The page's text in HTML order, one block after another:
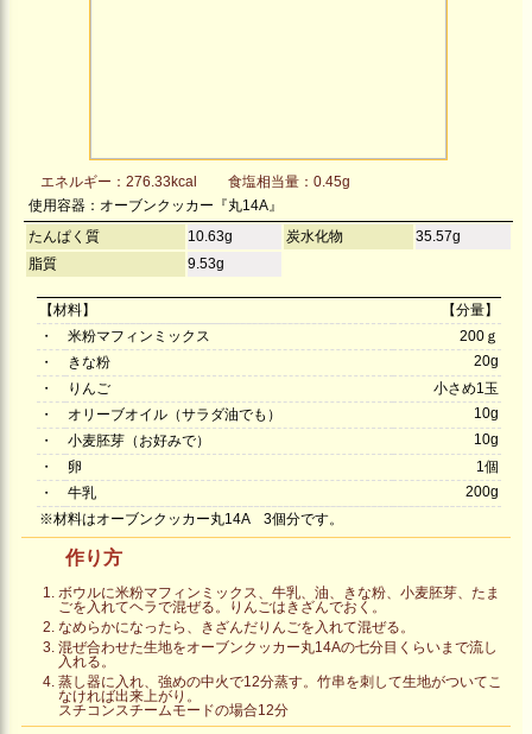
エネルギー：276.33kcal
食塩相当量：0.45g
使用容器：オーブンクッカー『丸14A』
たんぱく質
10.63g 炭水化物
35.57g
脂質
9.53g
【材料】
【分量】
・
米粉マフィンミックス
200ｇ
・
きな粉
20g
・
りんご
小さめ1玉
・
オリーブオイル（サラダ油でも）
10g
・
小麦胚芽（お好みで）
10g
・
卵
1個
・
牛乳
200g
※材料はオーブンクッカー丸14A 3個分です。
作り方
ボウルに米粉マフィンミックス、牛乳、油、きな粉、小麦胚芽、たま
ごを入れてヘラで混ぜる。りんごはきざんでおく。
なめらかになったら、きざんだりんごを入れて混ぜる。
混ぜ合わせた生地をオーブンクッカー丸14Aの七分目くらいまで流し
入れる。
蒸し器に入れ、強めの中火で12分蒸す。竹串を刺して生地がついてこ
なければ出来上がり。
スチコンスチームモードの場合12分